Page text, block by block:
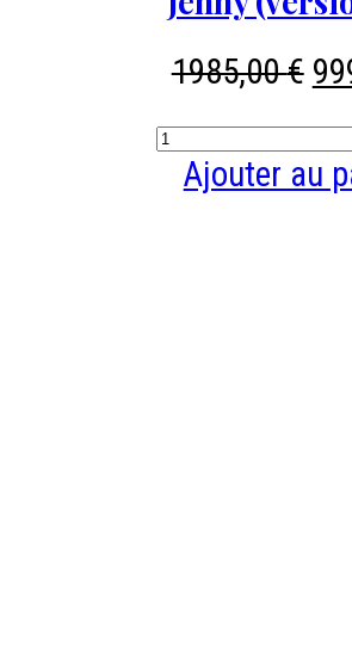
1985,00€ Le
quantité
deAjouter au